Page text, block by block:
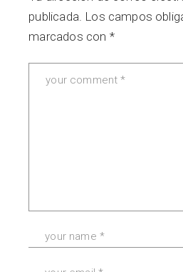
publicada. Los campos
marcados con *